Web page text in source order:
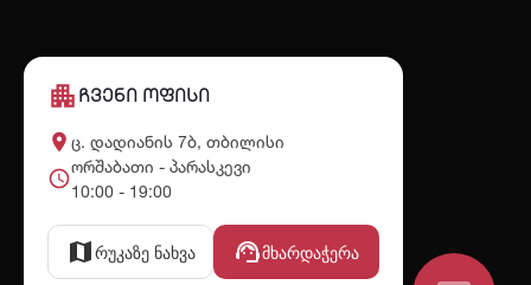
apartment ჩვენი ოფისი
place ც. დადიანის 7ბ, თბილისი
schedule
ორშაბათი - პარასკევი
10:00 - 19:00
map რუკაზე ნახვა support_agentმხარდაჭერა